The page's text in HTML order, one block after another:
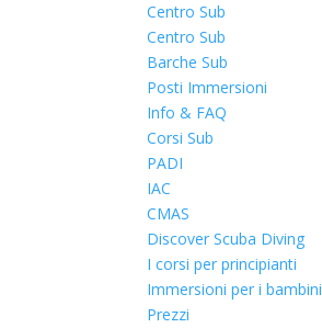
Centro Sub
Centro Sub
Barche Sub
Posti Immersioni
Info & FAQ
Corsi Sub
PADI
IAC
CMAS
Discover Scuba Diving
I corsi per principianti
Immersioni per i bambini
Prezzi